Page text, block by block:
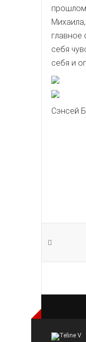
прошлом
главное
себя
себя и
Сэнсей